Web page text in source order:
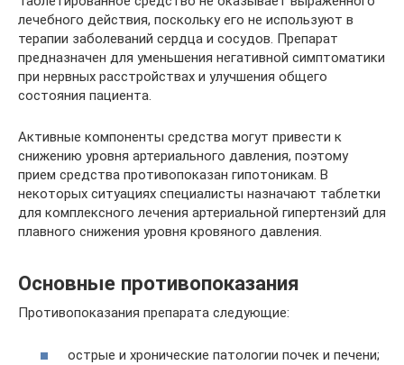
лечебного действия, поскольку его не используют в
терапии заболеваний сердца и сосудов. Препарат
предназначен для уменьшения негативной симптоматики
при нервных расстройствах и улучшения общего
состояния пациента.
Активные компоненты средства могут привести к
снижению уровня артериального давления, поэтому
прием средства противопоказан гипотоникам. В
некоторых ситуациях специалисты назначают таблетки
для комплексного лечения артериальной гипертензий для
плавного снижения уровня кровяного давления.
Основные противопоказания
Противопоказания препарата следующие:
острые и хронические патологии почек и печени;